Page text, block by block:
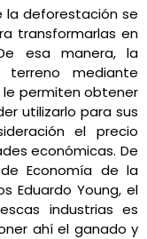
la deforestación se
transformarlas en
esa manera, la
terreno mediante
le permiten obtener
utilizarlo para sus
el precio
económicas. De
Economía de la
Eduardo Young, el
industrias es
ahí el ganado y